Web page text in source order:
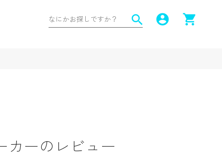
search account_circle shopping_cart
カーのレビュー